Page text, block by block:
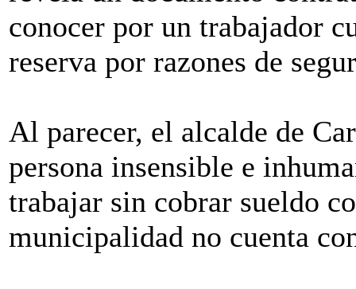
conocer por un trabajador
reserva por razones de
Al parecer, el alcalde de
persona insensible e
trabajar sin cobrar sueldo
municipalidad no cuenta